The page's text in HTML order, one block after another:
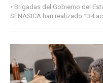
• Brigadas del Gobierno del
SENASICA han realizado 134